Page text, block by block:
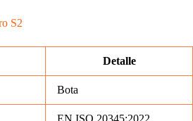
S2
Detalle
Bota
EN ISO 20345:2022